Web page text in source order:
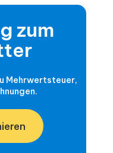
zum
Mehrwertsteuer,